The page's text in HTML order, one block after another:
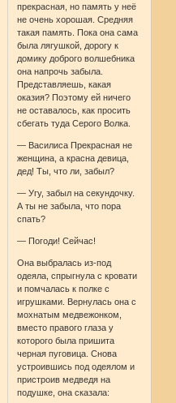
прекрасная, но память у неё
не очень хорошая. Средняя
такая память. Пока она сама
была лягушкой, дорогу к
домику доброго волшебника
она напрочь забыла.
Представляешь, какая
оказия? Поэтому ей ничего
не оставалось, как просить
сбегать туда Серого Волка.
— Василиса Прекрасная не
женщина, а красна девица,
дед! Ты, что ли, забыл?
— Угу, забыл на секундочку.
А ты не забыла, что пора
спать?
— Погоди! Сейчас!
Она выбралась из-под
одеяла, спрыгнула с кровати
и помчалась к полке с
игрушками. Вернулась она с
мохнатым медвежонком,
вместо правого глаза у
которого была пришита
черная пуговица. Снова
устроившись под одеялом и
пристроив медведя на
подушке, она сказала: